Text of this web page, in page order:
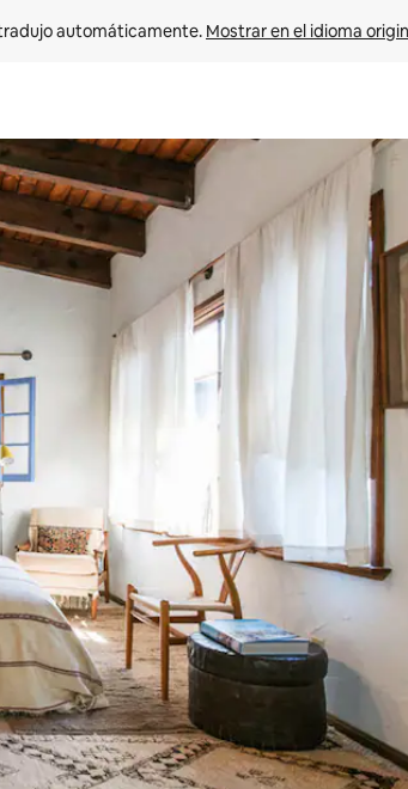
automáticamente. Mostrar en el idioma
arriba y hacia abajo o explora con el tacto o